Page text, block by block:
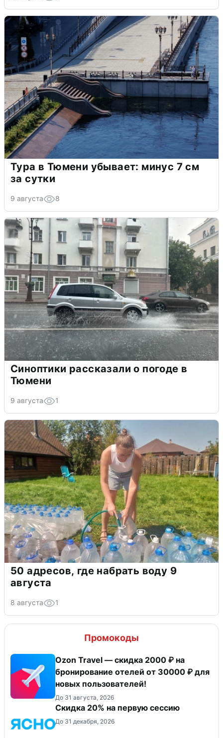
Тура в Тюмени убывает: минус 7 см
за сутки
9 августа 8
Синоптики рассказали о погоде в
Тюмени
9 августа 1
50 адресов, где набрать воду 9
августа
8 августа 1
Промокоды
Ozon Travel — скидка 2000 ₽ на
бронирование отелей от 30000 ₽ для
новых пользователей!
До 31 августа, 2026
Скидка 20% на первую сессию
До 31 декабря, 2026